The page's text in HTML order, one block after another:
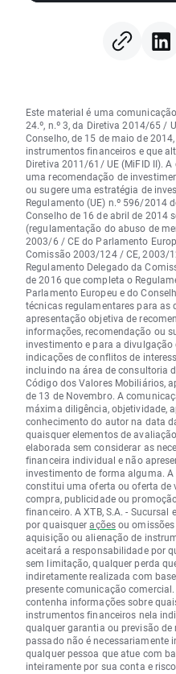
Este material é uma
24.º, n.º 3, da Diretiva 2014/65 /
Conselho, de 15 de maio de
instrumentos financeiros e que
Diretiva 2011/61/ UE (MiFID II).
uma recomendação de
ou sugere uma estratégia de
Regulamento (UE) n.º 596/2014
Conselho de 16 de abril de 2014
(regulamentação do abuso de
2003/6 / CE do Parlamento
Comissão 2003/124 / CE, 2003/
Regulamento Delegado da
de 2016 que completa o
Parlamento Europeu e do
técnicas regulamentares para as
apresentação objetiva de
informações, recomendação ou
investimento e para a
indicações de conflitos de
incluindo na área de consultoria
Código dos Valores Mobiliários,
de 13 de Novembro. A
máxima diligência, objetividade,
conhecimento do autor na data
quaisquer elementos de
elaborada sem considerar as
financeira individual e não
investimento de forma alguma.
constitui uma oferta ou oferta de
compra, publicidade ou
financeiro. A XTB, S.A. -
por quaisqueraçõesou omissões
aquisição ou alienação de
aceitará a responsabilidade por
sem limitação, qualquer perda
indiretamente realizada com
presente comunicação
contenha informações sobre
instrumentos financeiros nela
qualquer garantia ou previsão
passado não é necessariamente
qualquer pessoa que atue com
inteiramente por sua conta e